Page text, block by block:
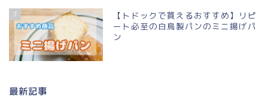
7
【トドックで買えるおすすめ】リピ
ート必至の白鳥製パンのミニ揚げパ
ン
最新記事